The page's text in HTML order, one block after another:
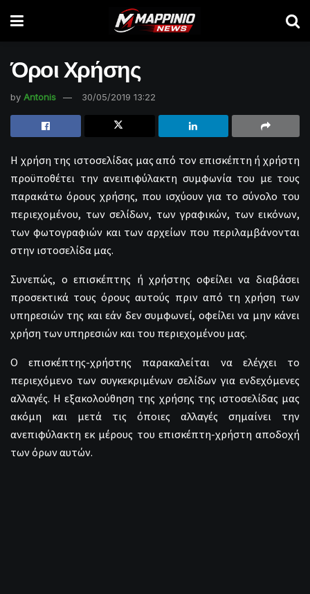
Όροι Χρήσης
by Antonis 30/05/2019 13:22
Η χρήση της ιστοσελίδας μας από τον επισκέπτη ή χρήστη
προϋποθέτει την ανειπιφύλακτη συμφωνία του με τους
παρακάτω όρους χρήσης, που ισχύουν για το σύνολο του
περιεχομένου, των σελίδων, των γραφικών, των εικόνων,
των φωτογραφιών και των αρχείων που περιλαμβάνονται
στην ιστοσελίδα μας.
Συνεπώς, ο επισκέπτης ή χρήστης οφείλει να διαβάσει
προσεκτικά τους όρους αυτούς πριν από τη χρήση των
υπηρεσιών της και εάν δεν συμφωνεί, οφείλει να μην κάνει
χρήση των υπηρεσιών και του περιεχομένου μας.
Ο επισκέπτης-χρήστης παρακαλείται να ελέγχει το
περιεχόμενο των συγκεκριμένων σελίδων για ενδεχόμενες
αλλαγές. Η εξακολούθηση της χρήσης της ιστοσελίδας μας
ακόμη και μετά τις όποιες αλλαγές σημαίνει την
ανεπιφύλακτη εκ μέρους του επισκέπτη-χρήστη αποδοχή
των όρων αυτών.